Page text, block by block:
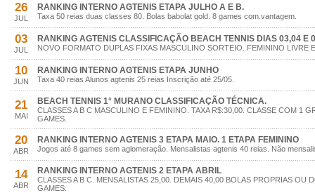
26
JUL
RANKING INTERNO AGTENIS ETAPA JULHO A E B.
Taxa 50 reias duas classes 80. Bolas babolat gold. 8 games com.vantagem.
03
JUL
RANKING AGTENIS CLASSIFICAÇÃO BEACH TENNIS DIAS 03,04 E
NOVO FORMATO DUPLAS FIXAS MASCULINO SORTEIO. FEMININO LIVRE
10
JUN
RANKING INTERNO AGTENIS ETAPA JUNHO
Taxa 40 reias Alunos agtenis 25 reias Inscrição até 25/05.
21
MAI
BEACH TENNIS 1° MURANO CLASSIFICAÇÃO TÉCNICA.
CLASSES A B C MASCULINO E FEMININO. TAXA R$:30,00. CLASSE COM 1
GAMES.
20
ABR
RANKING INTERNO AGTENIS 3 ETAPA MAIO. 1 ETAPA FEMININO
Jogos até 8 games sem aglomeração. Mensalistas agtenis 40 reias. Não
14
ABR
RANKING INTERNO AGTENIS 2 ETAPA ABRIL
CLASSES A B C. MENSALISTAS 25,00. DEMAIS 40,00 BOLAS PROPRIAS OU
GAMES.